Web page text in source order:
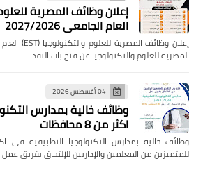
العام الجامعي 2027/2026
المصرية للعلوم والتكنولوجيا عن فتح باب التقد…
04 أغسطس 2026
وظائف خالية بمدارس
اكثر من 8 محافظات
للمتميزين من المعلمين والإداريين للإلتحاق بفريق